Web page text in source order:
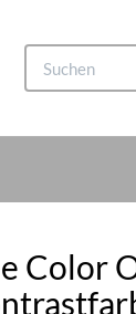
Color